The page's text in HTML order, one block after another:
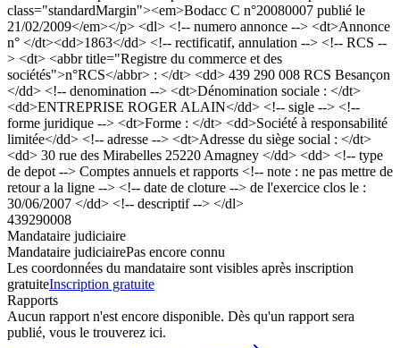
class="standardMargin"><em>Bodacc C n°20080007 publié le
21/02/2009</em></p> <dl> <!-- numero annonce --> <dt>Annonce
n° </dt><dd>1863</dd> <!-- rectificatif, annulation --> <!-- RCS --
> <dt> <abbr title="Registre du commerce et des
sociétés">n°RCS</abbr> : </dt> <dd> 439 290 008 RCS Besançon
</dd> <!-- denomination --> <dt>Dénomination sociale : </dt>
<dd>ENTREPRISE ROGER ALAIN</dd> <!-- sigle --> <!--
forme juridique --> <dt>Forme : </dt> <dd>Société à responsabilité
limitée</dd> <!-- adresse --> <dt>Adresse du siège social : </dt>
<dd> 30 rue des Mirabelles 25220 Amagney </dd> <dd> <!-- type
de depot --> Comptes annuels et rapports <!-- note : ne pas mettre de
retour a la ligne --> <!-- date de cloture --> de l'exercice clos le :
30/06/2007 </dd> <!-- descriptif --> </dl>
439290008
Mandataire judiciaire
Mandataire judiciairePas encore connu
Les coordonnées du mandataire sont visibles après inscription
gratuiteInscription gratuite
Rapports
Aucun rapport n'est encore disponible. Dès qu'un rapport sera
publié, vous le trouverez ici.